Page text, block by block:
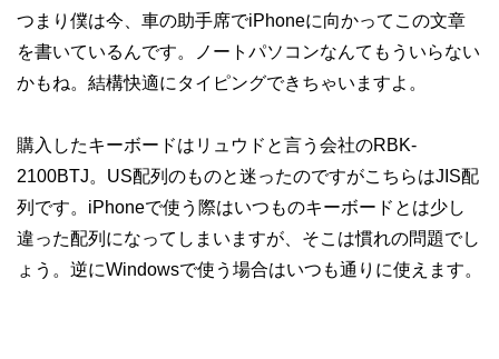
つまり僕は今、車の助手席でiPhoneに向かってこの文章
を書いているんです。ノートパソコンなんてもういらない
かもね。結構快適にタイピングできちゃいますよ。
購入したキーボードはリュウドと言う会社のRBK-
2100BTJ。US配列のものと迷ったのですがこちらはJIS配
列です。iPhoneで使う際はいつものキーボードとは少し
違った配列になってしまいますが、そこは慣れの問題でし
ょう。逆にWindowsで使う場合はいつも通りに使えます。